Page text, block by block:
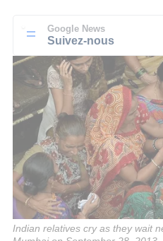
Google News
Suivez-nous
Indian relatives cry as they wait